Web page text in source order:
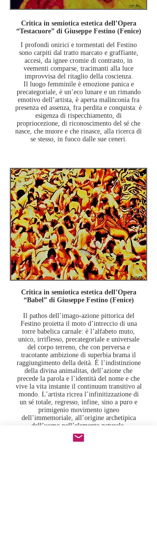
Critica in semiotica estetica dell’Opera
“Testacuore” di Giuseppe Festino (Fenice)
I profondi onirici e tormentati del Festino
sono carpiti dal tratto marcato e graffiante,
accesi, da ignee cromie di contrasto, in
veementi comparse, tracimanti alla luce
improvvisa del ritaglio della coscienza.
Il luogo femminile è emozione panica e
precategoriale, è un’eco lunare e un rimando
emotivo dell’artista, è aperta malinconia fra
presenza ed assenza, fra perdita e conquista: è
esigenza di rispecchiamento, di
propriocezione, di riconoscimento del sé che
nasce, che muore e che rinasce, alla ricerca di
se stesso, in fuoco dalle sue ceneri.
Critica in semiotica estetica dell’Opera
“Babel” di Giuseppe Festino (Fenice)
Il pathos dell’imago-azione pittorica del
Festino proietta il moto d’intreccio di una
torre babelica carnale: è l’alfabeto muto,
unico, irriflesso, precategoriale e universale
del corpo terreno, che con perversa e
tracotante ambizione di superbia brama il
raggiungimento della deità. È l’indistinzione
della divina animalitas, dell’azione che
precede la parola e l’identità del nome e che
vive la vita instante il continuum transitivo al
mondo. L’artista ricrea l’infinitizzazione di
un sé totale, regresso, infine, sino a puro e
primigenio movimento igneo
dell’immemoriale, all’origine archetipica
dell’uomo nell’elemento naturale.